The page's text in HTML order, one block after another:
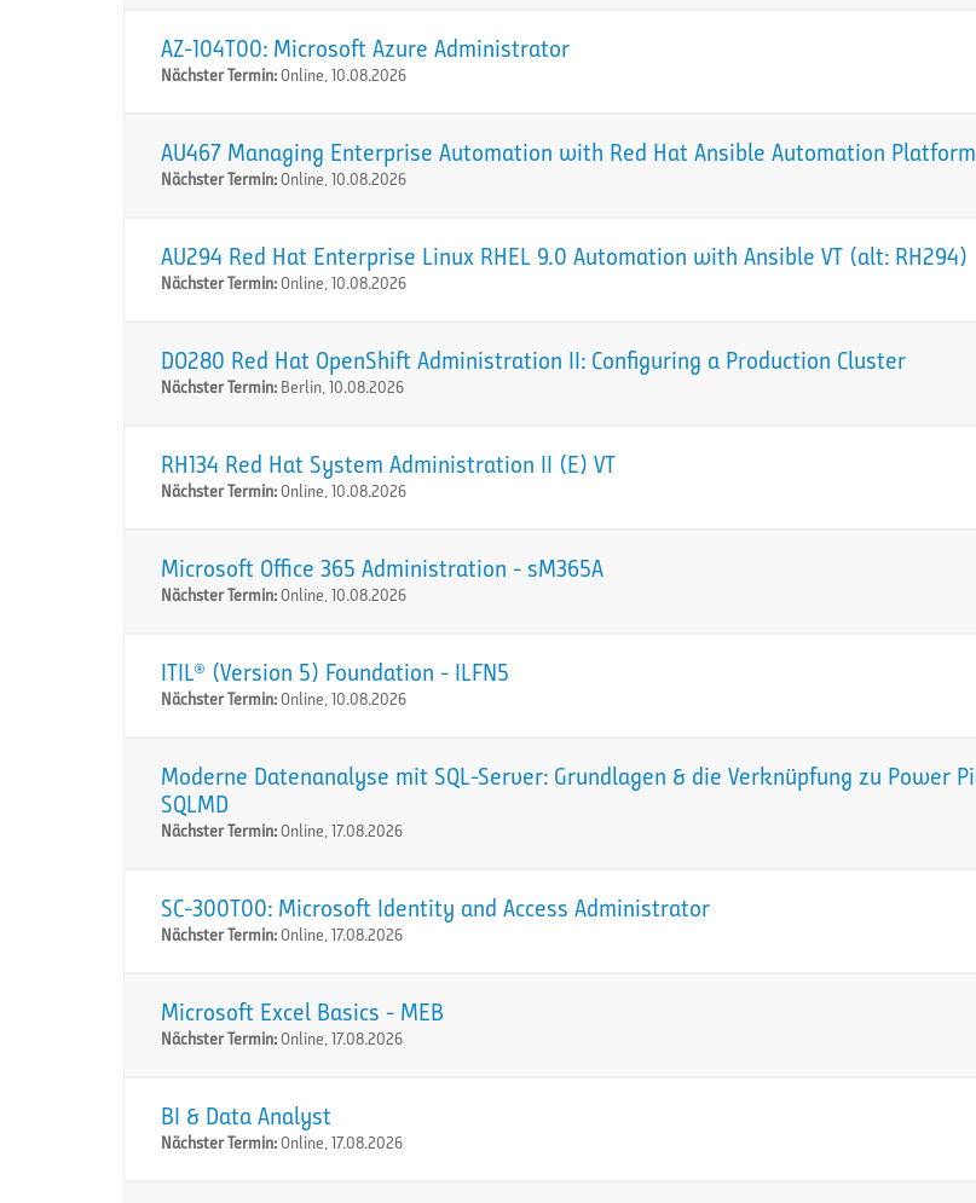
AZ-104T00: Microsoft Azure Administrator
Nächster Termin:Online, 10.08.2026
AU467 Managing Enterprise Automation with Red Hat Ansible Automation Platform
Nächster Termin:Online, 10.08.2026
AU294 Red Hat Enterprise Linux RHEL 9.0 Automation with Ansible VT (alt: RH294)
Nächster Termin:Online, 10.08.2026
DO280 Red Hat OpenShift Administration II: Configuring a Production Cluster
Nächster Termin: Berlin, 10.08.2026
RH134 Red Hat System Administration II (E) VT
Nächster Termin:Online, 10.08.2026
Microsoft Office 365 Administration - sM365A
Nächster Termin:Online, 10.08.2026
ITIL® (Version 5) Foundation - ILFN5
Nächster Termin:Online, 10.08.2026
Moderne Datenanalyse mit SQL-Server: Grundlagen & die Verknüpfung zu Power
SQLMD
Nächster Termin:Online, 17.08.2026
SC-300T00: Microsoft Identity and Access Administrator
Nächster Termin:Online, 17.08.2026
Microsoft Excel Basics - MEB
Nächster Termin:Online, 17.08.2026
BI & Data Analyst
Nächster Termin:Online, 17.08.2026